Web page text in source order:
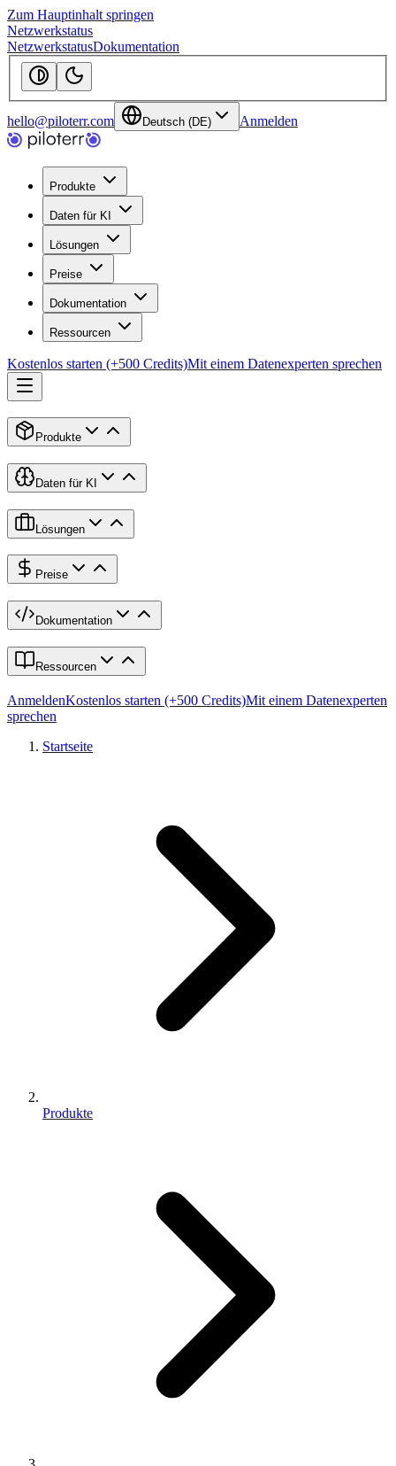
Zum Hauptinhalt springen
Netzwerkstatus
NetzwerkstatusDokumentation
hello@piloterr.com Deutsch (DE) Anmelden
Produkte
Daten für KI
Lösungen
Preise
Dokumentation
Ressourcen
Kostenlos starten (+500 Credits)Mit einem Datenexperten sprechen
Produkte
Daten für KI
Lösungen
Preise
Dokumentation
Ressourcen
AnmeldenKostenlos starten (+500 Credits)Mit einem Datenexperten
sprechen
Startseite
Produkte